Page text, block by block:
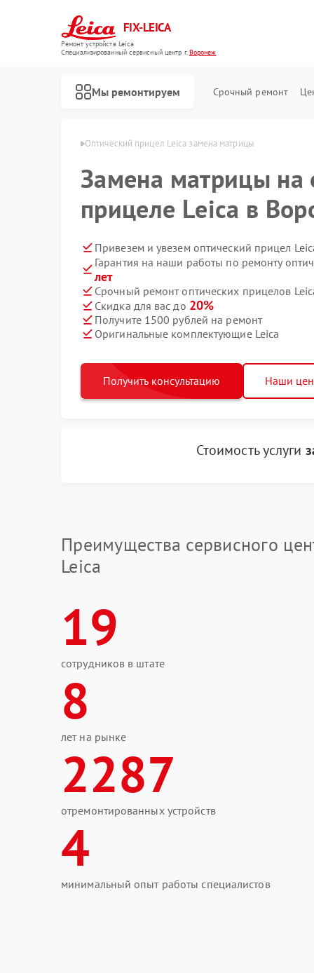
FIX-LEICA
Ремонт устройств Leica
Специализированный cервисный центр г.Воронеж
Мы ремонтируем Срочный ремонт
Leica в Воронеже Оптический прицел Leica замена матрицы
Замена матрицы на
прицеле Leica в
Привезем и увезем оптический прицел
Гарантия на наши работы по ремонту
лет
Срочный ремонт оптических прицелов
Скидка для вас до 20%
Получите 1500 рублей на ремонт
Оригинальные комплектующие Leica
Получить консультацию Наши
Стоимость услуги
Преимущества сервисного
Leica
19
сотрудников в штате
8
лет на рынке
2287
отремонтированных устройств
4
минимальный опыт работы специалистов